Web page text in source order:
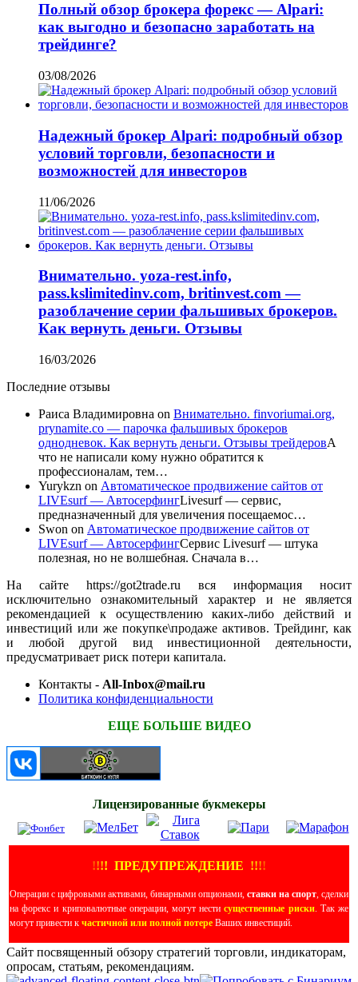
Полный обзор брокера форекс — Alpari:
как выгодно и безопасно заработать на
трейдинге?
03/08/2026
Надежный брокер Alpari: подробный обзор
условий торговли, безопасности и
возможностей для инвесторов
11/06/2026
Внимательно. yoza-rest.info,
pass.kslimitedinv.com, britinvest.com —
разоблачение серии фальшивых брокеров.
Как вернуть деньги. Отзывы
16/03/2026
Последние отзывы
Раиса Владимировна on Внимательно. finvoriumai.org,
prynamite.co — парочка фальшивых брокеров
однодневок. Как вернуть деньги. Отзывы трейдеровА
что не написали кому нужно обратится к
профессионалам, тем…
Yurykzn on Автоматическое продвижение сайтов от
LIVEsurf — АвтосерфингLivesurf — сервис,
предназначенный для увеличения посещаемос…
Swon on Автоматическое продвижение сайтов от
LIVEsurf — АвтосерфингСервис Livesurf — штука
полезная, но не волшебная. Сначала в…
На сайте https://got2trade.ru вся информация носит
исключительно ознакомительный характер и не является
рекомендацией к осуществлению каких-либо действий и
инвестиций или же покупке\продаже активов. Трейдинг, как
и любой другой вид инвестиционной деятельности,
предусматривает риск потери капитала.
Контакты - All-Inbox@mail.ru
Политика конфиденциальности
ЕЩЕ БОЛЬШЕ ВИДЕО
Лицензированные букмекеры
!!!! ПРЕДУПРЕЖДЕНИЕ !!!!
Операции с цифровыми активами, бинарными опционами, ставки на спорт, сделки
на форекс и криповалютные операции, могут нестисущественные риски. Так же
могут привести к частичной или полной потере Ваших инвестиций.
Сайт посвященный обзору стратегий торговли, индикаторам,
опросам, статьям, рекомендациям.